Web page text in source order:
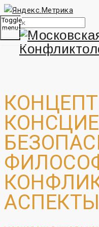
Toggle
menu
КОНЦЕПТ
АСПЕКТЫ